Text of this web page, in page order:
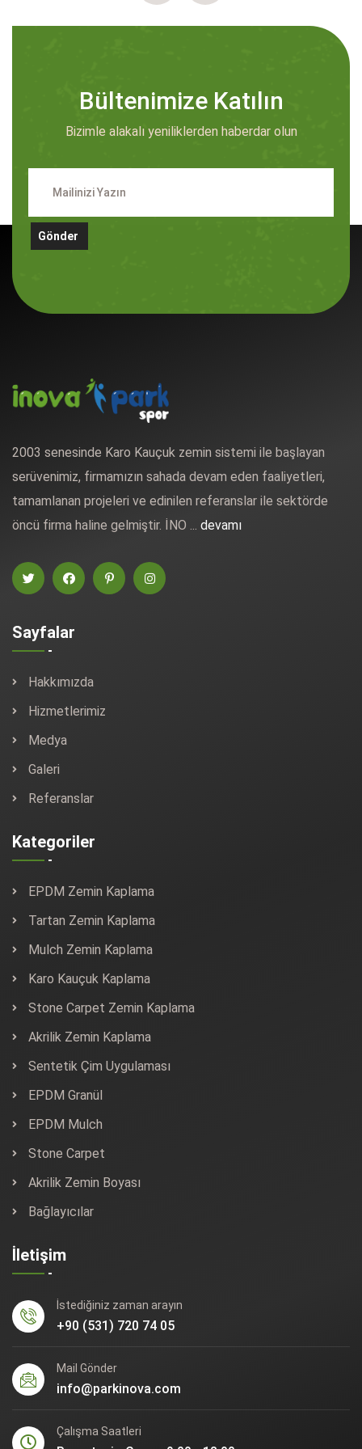
Bültenimize Katılın
Bizimle alakalı yeniliklerden haberdar olun
Gönder
2003 senesinde Karo Kauçuk zemin sistemi ile başlayan
serüvenimiz, firmamızın sahada devam eden faaliyetleri,
tamamlanan projeleri ve edinilen referanslar ile sektörde
öncü firma haline gelmiştir. İNO ... devamı
Sayfalar
Hakkımızda
Hizmetlerimiz
Medya
Galeri
Referanslar
Kategoriler
EPDM Zemin Kaplama
Tartan Zemin Kaplama
Mulch Zemin Kaplama
Karo Kauçuk Kaplama
Stone Carpet Zemin Kaplama
Akrilik Zemin Kaplama
Sentetik Çim Uygulaması
EPDM Granül
EPDM Mulch
Stone Carpet
Akrilik Zemin Boyası
Bağlayıcılar
İletişim
İstediğiniz zaman arayın
+90 (531) 720 74 05
Mail Gönder
info@parkinova.com
Çalışma Saatleri